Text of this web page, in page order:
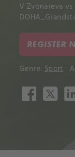
V Zvonareva
REGISTER
Genre: Sport